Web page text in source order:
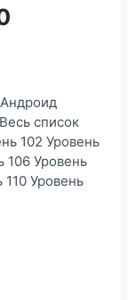
список
102 Уровень
106 Уровень
110 Уровень